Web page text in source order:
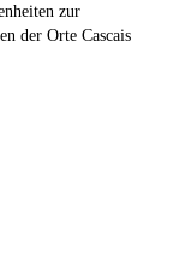
zur
der Orte Cascais